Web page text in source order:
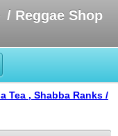
/ Reggae Shop
Tea , Shabba Ranks /